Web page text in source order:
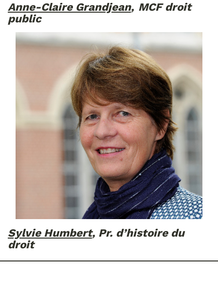
Anne-Claire Grandjean, MCF droit
public
Sylvie Humbert, Pr. d’histoire du
droit